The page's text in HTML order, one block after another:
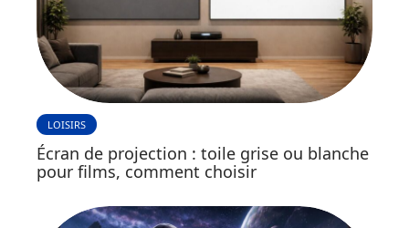
LOISIRS
Écran de projection : toile grise ou blanche
pour films, comment choisir